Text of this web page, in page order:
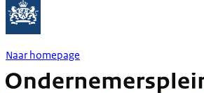
Naar homepage